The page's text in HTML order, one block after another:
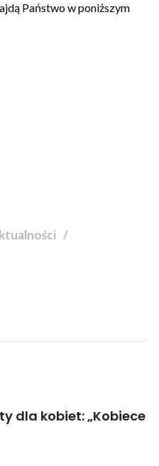
Państwo w poniższym
dla kobiet: „Kobiece